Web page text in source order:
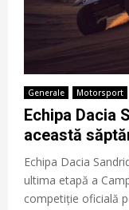
Generale Motorsport
Echipa Dacia
această
Echipa Dacia
ultima etapă a
competiție oficială